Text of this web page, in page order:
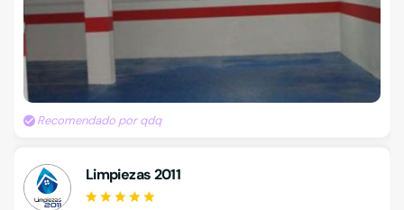
Recomendado por qdq
Limpiezas 2011